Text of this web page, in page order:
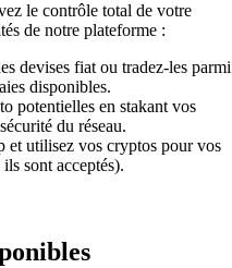
le contrôle total de votre
de notre plateforme :
devises fiat ou tradez-les parmi
disponibles.
potentielles en stakant vos
du réseau.
et utilisez vos cryptos pour vos
sont acceptés).